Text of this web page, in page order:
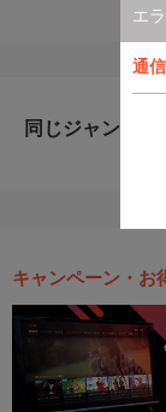
エ
通
同じジャンルの
キャンペーン・お